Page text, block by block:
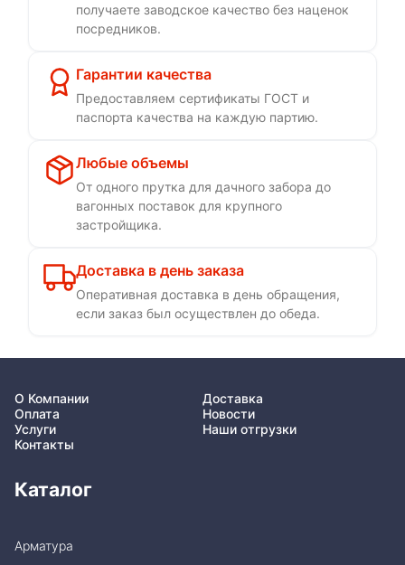
получаете заводское качество без наценок
посредников.
Гарантии качества
Предоставляем сертификаты ГОСТ и
паспорта качества на каждую партию.
Любые объемы
От одного прутка для дачного забора до
вагонных поставок для крупного
застройщика.
Доставка в день заказа
Оперативная доставка в день обращения,
если заказ был осуществлен до обеда.
О Компании
Доставка
Оплата
Новости
Услуги
Наши отгрузки
Контакты
Каталог
Арматура